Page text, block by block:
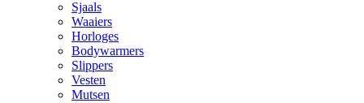
Sjaals
Waaiers
Horloges
Bodywarmers
Slippers
Vesten
Mutsen